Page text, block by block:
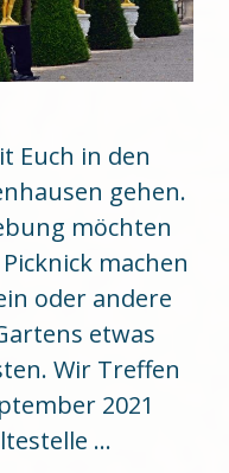
Euch in den
gehen.
möchten
machen
oder andere
etwas
Wir Treffen
2021
…